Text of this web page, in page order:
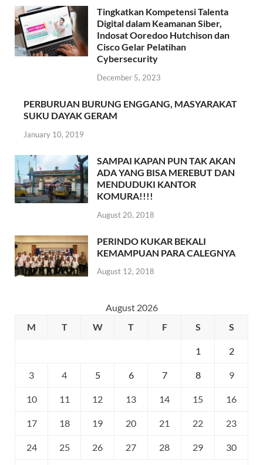
Tingkatkan Kompetensi Talenta
Digital dalam Keamanan Siber,
Indosat Ooredoo Hutchison dan
Cisco Gelar Pelatihan
Cybersecurity
December 5, 2023
PERBURUAN BURUNG ENGGANG, MASYARAKAT
SUKU DAYAK GERAM
January 10, 2019
SAMPAI KAPAN PUN TAK AKAN
ADA YANG BISA MEREBUT DAN
MENDUDUKI KANTOR
KOMURA!!!!
August 20, 2018
PERINDO KUKAR BEKALI
KEMAMPUAN PARA CALEGNYA
August 12, 2018
August 2026
M
T W T F S S
1 2
3 4 5 6 7 8 9
10 11 12 13 14 15 16
17 18 19 20 21 22 23
24 25 26 27 28 29 30